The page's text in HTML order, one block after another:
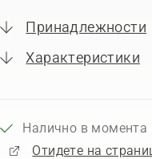
Принадлежности
Характеристики
Налично в момента